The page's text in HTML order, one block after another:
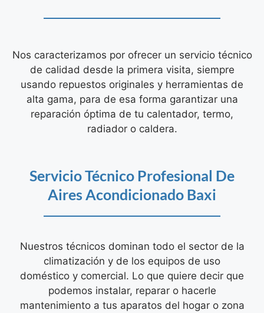
Nos caracterizamos por ofrecer un servicio técnico
de calidad desde la primera visita, siempre
usando repuestos originales y herramientas de
alta gama, para de esa forma garantizar una
reparación óptima de tu calentador, termo,
radiador o caldera.
Servicio Técnico Profesional De
Aires Acondicionado Baxi
Nuestros técnicos dominan todo el sector de la
climatización y de los equipos de uso
doméstico y comercial. Lo que quiere decir que
podemos instalar, reparar o hacerle
mantenimiento a tus aparatos del hogar o zona